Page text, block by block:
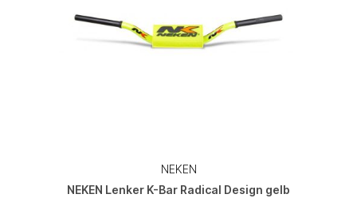
NEKEN
NEKEN Lenker K-Bar Radical Design gelb